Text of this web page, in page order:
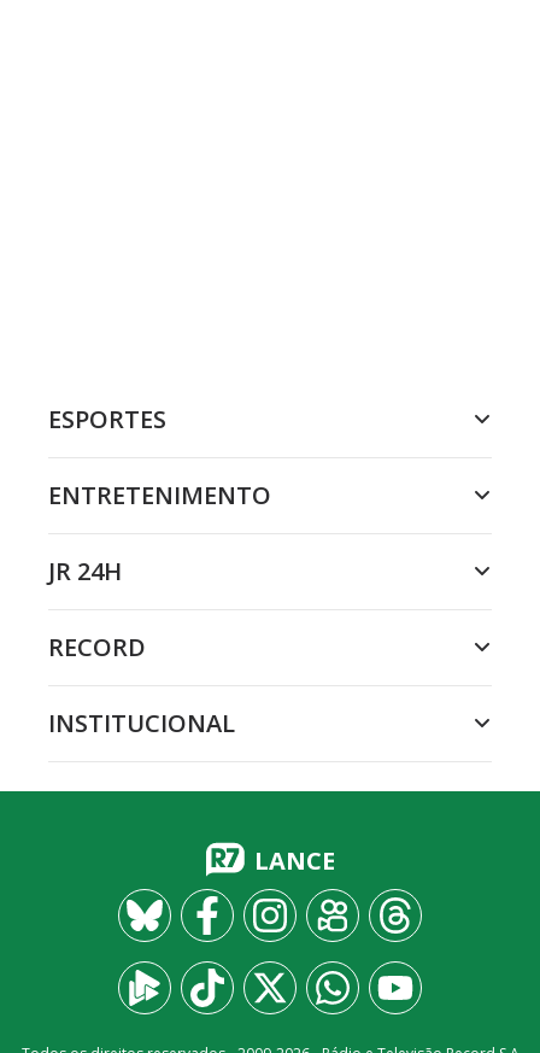
ESPORTES
ENTRETENIMENTO
JR 24H
RECORD
INSTITUCIONAL
LANCE